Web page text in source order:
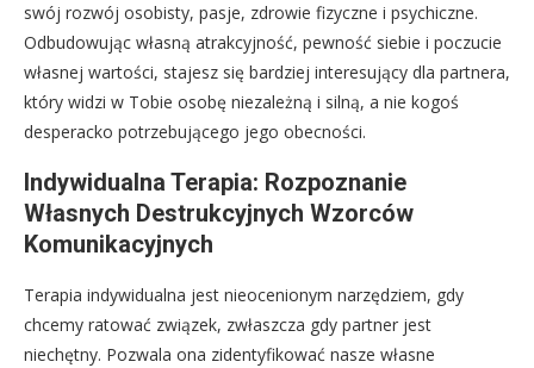
swój rozwój osobisty, pasje, zdrowie fizyczne i psychiczne.
Odbudowując własną atrakcyjność, pewność siebie i poczucie
własnej wartości, stajesz się bardziej interesujący dla partnera,
który widzi w Tobie osobę niezależną i silną, a nie kogoś
desperacko potrzebującego jego obecności.
Indywidualna Terapia: Rozpoznanie
Własnych Destrukcyjnych Wzorców
Komunikacyjnych
Terapia indywidualna jest nieocenionym narzędziem, gdy
chcemy ratować związek, zwłaszcza gdy partner jest
niechętny. Pozwala ona zidentyfikować nasze własne